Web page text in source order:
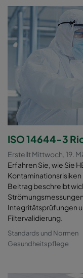
ISO 14644-3
Erstellt Mittwoch, 19.
Erfahren Sie, wie Sie
Kontaminationsrisiken
Beitrag beschreibt
Integritätsprüfungen
Filtervalidierung.
Standards und Normen
Gesundheitspflege